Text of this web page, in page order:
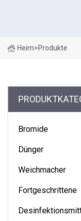
Heim>Produkte
Bromide
Dünger
Weichmacher
Fortgeschrittene